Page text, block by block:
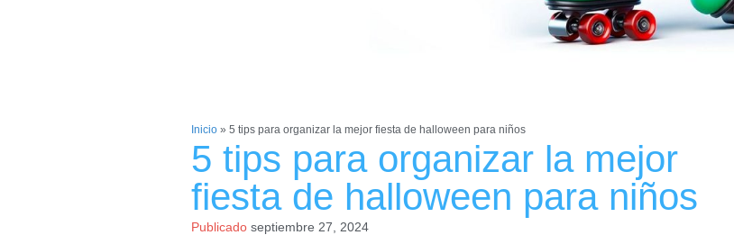
Inicio» 5 tips para organizar la mejor fiesta de halloween para niños
5 tips para organizar la mejor
fiesta de halloween para niños
Publicado septiembre 27, 2024